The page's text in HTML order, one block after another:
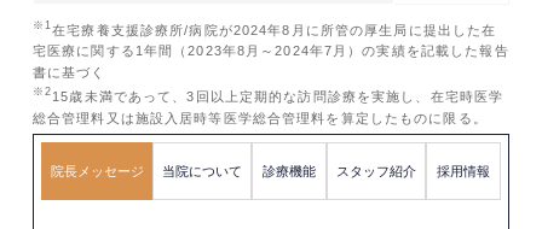
※1 在宅療養支援診療所/病院が2024年8月に所管の厚生局に提出した在
宅医療に関する1年間（2023年8月～2024年7月）の実績を記載した報告
書に基づく
※2 15歳未満であって、3回以上定期的な訪問診療を実施し、在宅時医学
総合管理料又は施設入居時等医学総合管理料を算定したものに限る。
院長メッセージ 当院について 診療機能 スタッフ紹介 採用情報